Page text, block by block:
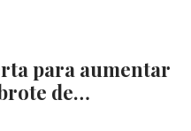
para aumentar
de…